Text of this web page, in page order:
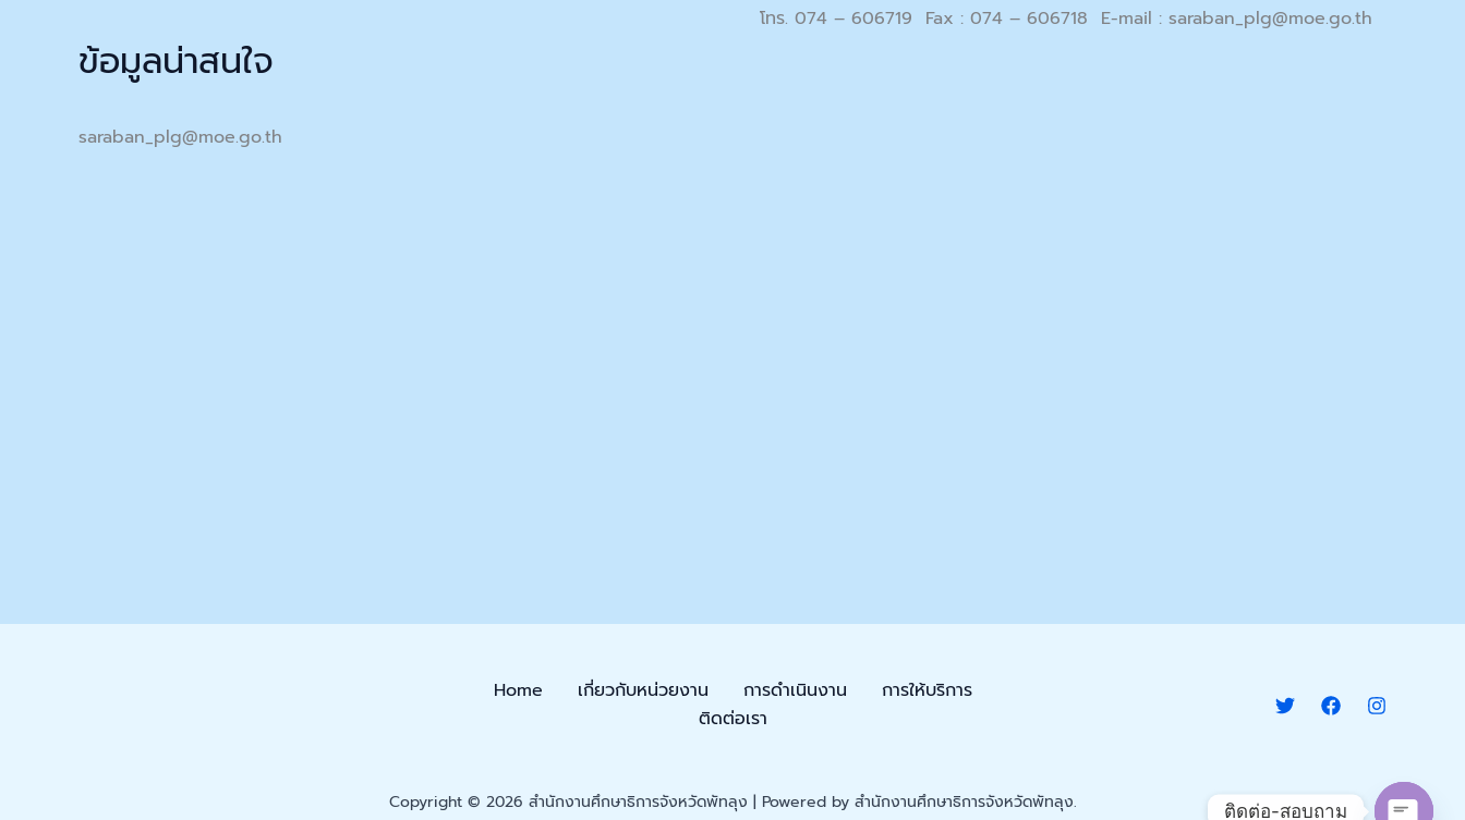
ข้อมูลน่าสนใจ
saraban_plg@moe.go.th
โทร. 074 – 606719 Fax : 074 – 606718 E-mail : saraban_plg@moe.go.th
Home เกี่ยวกับหน่วยงาน การดำเนินงาน
การให้บริการ
ติดต่อเรา
Copyright © 2026 สำนักงานศึกษาธิการจังหวัดพัทลุง | Powered by สำนักงานศึกษาธิการจังหวัดพัทลุง. ติดต่อ-สอบถาม